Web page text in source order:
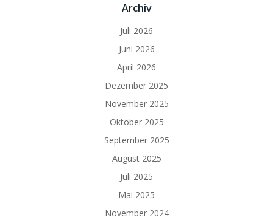
Archiv
Juli 2026
Juni 2026
April 2026
Dezember 2025
November 2025
Oktober 2025
September 2025
August 2025
Juli 2025
Mai 2025
November 2024